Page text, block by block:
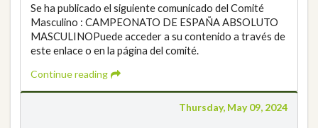
Se ha publicado el siguiente comunicado del Comité
Masculino : CAMPEONATO DE ESPAÑA ABSOLUTO
MASCULINOPuede acceder a su contenido a través de
este enlace o en la página del comité.
Continue reading
Thursday, May 09, 2024